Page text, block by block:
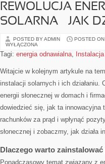
REWOLUCJA
SOLARNA – JAK
POSTED BY ADMIN POSTED
WYŁĄCZONA
Tagi: energia odnawialna,
Witajcie w kolejnym artykule ‌na
instalacji solarnych i ich
energii ‍słonecznej w domach ‌i
dowiedzieć się, jak ta innowacyjna
rachunków​ za prąd i ​wpłynąć
słonecznej i zobaczmy,⁣ jak działa
Dlaczego⁣ warto zainstalować⁢
Ponadczasowy temat związany z